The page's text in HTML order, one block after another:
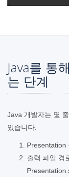
Java를 통
는 단계
Java 개발자는 몇
있습니다.
Presentation
출력 파일 경